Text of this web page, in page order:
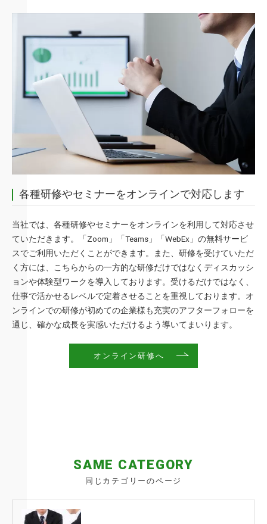
各種研修やセミナーをオンラインで対応します
当社では、各種研修やセミナーをオンラインを利用して対応させ
ていただきます。「Zoom」「Teams」「WebEx」の無料サービ
スでご利用いただくことができます。また、研修を受けていただ
く方には、こちらからの一方的な研修だけではなくディスカッシ
ョンや体験型ワークを導入しております。受けるだけではなく、
仕事で活かせるレベルで定着させることを重視しております。オ
ンラインでの研修が初めての企業様も充実のアフターフォローを
通じ、確かな成長を実感いただけるよう導いてまいります。
オンライン研修へ
同じカテゴリーのページ
SAME CATEGORY